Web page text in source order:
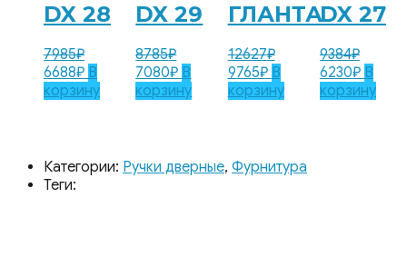
DX 28
7985₽
6688₽ В
корзину
DX 29
8785₽
7080₽ В
корзину
ГЛАНТА
12627₽
9765₽ В
корзину
DX 27
9384₽
6230₽ В
корзину
Категории: Ручки дверные, Фурнитура
Теги: